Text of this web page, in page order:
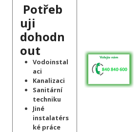
Potřeb
uji
dohodn
out
Vodoinstal
aci
Kanalizaci
Sanitární
techniku
Jiné
instalatérs
ké práce